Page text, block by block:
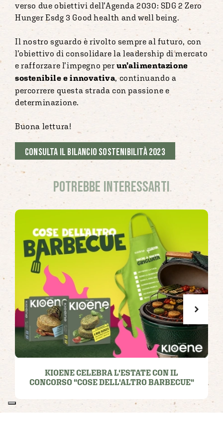
verso due obiettivi dell’Agenda 2030: SDG 2 Zero
Hunger Esdg 3 Good health and well being.
Il nostro sguardo è rivolto sempre al futuro, con
l’obiettivo di consolidare la leadership di mercato
e rafforzare l’impegno perun’alimentazione
sostenibile e innovativa, continuando a
percorrere questa strada con passione e
determinazione.
Buona lettura!
Consulta il Bilancio Sostenibilità 2023
Potrebbe interessarti
KIOENE CELEBRA L'ESTATE CON IL
CONCORSO "COSE DELL'ALTRO BARBECUE"